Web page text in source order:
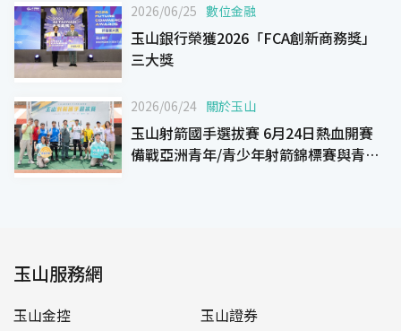
2026/06/25 數位金融
玉山銀行榮獲2026「FCA創新商務獎」
三大獎
2026/06/24 關於玉山
玉山射箭國手選拔賽 6月24日熱血開賽
備戰亞洲青年/青少年射箭錦標賽與青年
玉山服務網
玉山金控
玉山證券